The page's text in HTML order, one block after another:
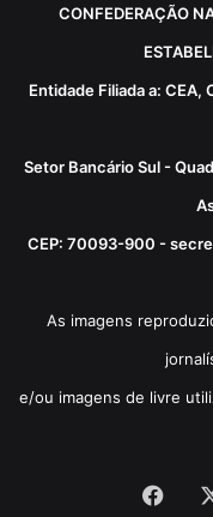
CONFEDERAÇÃO
Entidade Filiada a: CEA,
Setor Bancário Sul -
CEP: 70093-900 -
As imagens
e/ou imagens de livre